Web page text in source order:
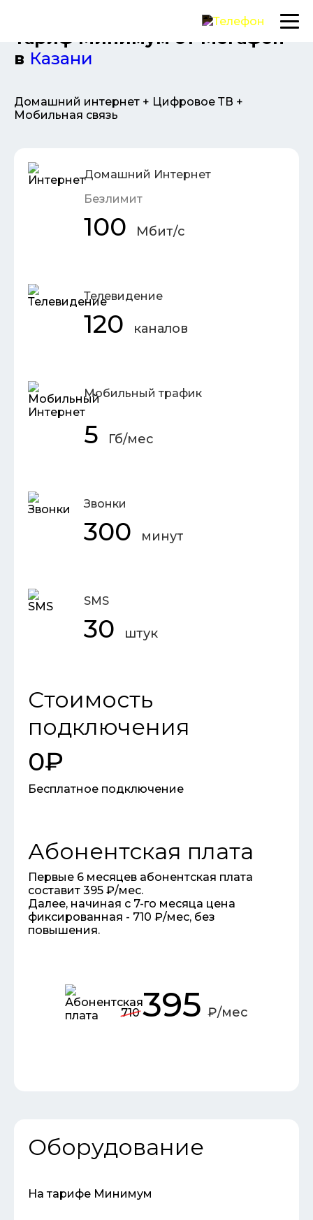
Тариф Минимум от Мегафон
в Казани
Домашний интернет + Цифровое ТВ +
Мобильная связь
Домашний Интернет
Безлимит
100 Мбит/с
Телевидение
120 каналов
Мобильный трафик
5 Гб/мес
Звонки
300 минут
SMS
30 штук
Стоимость
подключения
0₽
Бесплатное подключение
Абонентская плата
Первые 6 месяцев абонентская плата
составит 395 ₽/мес.
Далее, начиная с 7-го месяца цена
фиксированная - 710 ₽/мес, без
повышения.
710 395 ₽/мес
Оборудование
На тарифе Минимум